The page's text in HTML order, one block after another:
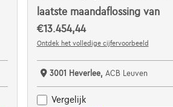
laatste maandaflossing van
€13.454,44
Ontdek het volledige cijfervoorbeeld
3001 Heverlee, ACB Leuven
Vergelijk